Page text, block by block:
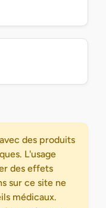
des produits
L'usage
des effets
sur ce site ne
médicaux.